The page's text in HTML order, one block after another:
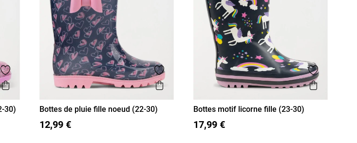
Ajouter aux favoris
Aperçu rapide
30)
Ajouter aux favoris
Aperçu rapide
22 23 24 25 26 27 28
Bottes de pluie fille noeud (22-30)
12,99 €
Ajouter
Aperçu
23 24 25 26 27 28 29
Bottes motif licorne fille (23-30)
17,99 €